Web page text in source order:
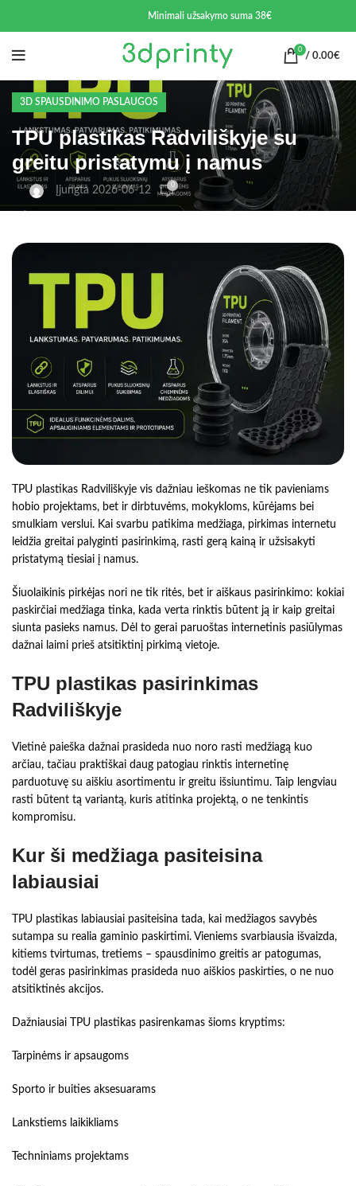
Minimali užsakymo suma 38€
0
/ 0.00€
3D SPAUSDINIMO PASLAUGOS
TPU plastikas Radviliškyje su
greitu pristatymu į namus
Įjungta 2026-06-12 0
TPU plastikas Radviliškyje vis dažniau ieškomas ne tik pavieniams
hobio projektams, bet ir dirbtuvėms, mokykloms, kūrėjams bei
smulkiam verslui. Kai svarbu patikima medžiaga, pirkimas internetu
leidžia greitai palyginti pasirinkimą, rasti gerą kainą ir užsisakyti
pristatymą tiesiai į namus.
Šiuolaikinis pirkėjas nori ne tik ritės, bet ir aiškaus pasirinkimo: kokiai
paskirčiai medžiaga tinka, kada verta rinktis būtent ją ir kaip greitai
siunta pasieks namus. Dėl to gerai paruoštas internetinis pasiūlymas
dažnai laimi prieš atsitiktinį pirkimą vietoje.
TPU plastikas pasirinkimas
Radviliškyje
Vietinė paieška dažnai prasideda nuo noro rasti medžiagą kuo
arčiau, tačiau praktiškai daug patogiau rinktis internetinę
parduotuvę su aiškiu asortimentu ir greitu išsiuntimu. Taip lengviau
rasti būtent tą variantą, kuris atitinka projektą, o ne tenkintis
kompromisu.
Kur ši medžiaga pasiteisina
labiausiai
TPU plastikas labiausiai pasiteisina tada, kai medžiagos savybės
sutampa su realia gaminio paskirtimi. Vieniems svarbiausia išvaizda,
kitiems tvirtumas, tretiems – spausdinimo greitis ar patogumas,
todėl geras pasirinkimas prasideda nuo aiškios paskirties, o ne nuo
atsitiktinės akcijos.
Dažniausiai TPU plastikas pasirenkamas šioms kryptims:
Tarpinėms ir apsaugoms
Sporto ir buities aksesuarams
Lankstiems laikikliams
Techniniams projektams